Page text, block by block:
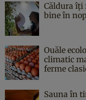
Căldura îți
bine în
Ouăle
climatic
ferme
Sauna în